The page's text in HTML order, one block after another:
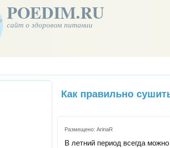
POEDIM.RU
сайт о здоровом питании
Как правильно
Размещено: ArinaR
В летний период всегда